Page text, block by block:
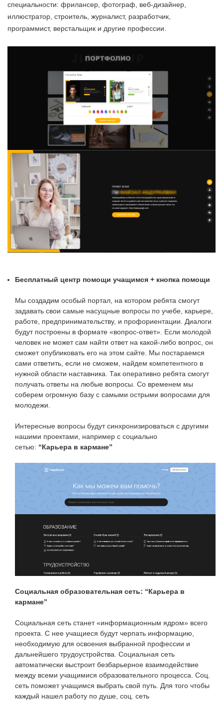
специальности: фрилансер, фотограф, веб-дизайнер,
иллюстратор, строитель, журналист, разработчик,
программист, верстальщик и другие профессии.
Бесплатный центр помощи учащимся + кнопка помощи
Мы создадим особый портал, на котором ребята смогут
задавать свои самые насущные вопросы по учебе, карьере,
работе, предпринимательству, и профориентации. Диалоги
будут построены в формате «вопрос-ответ». Если молодой
человек не может сам найти ответ на какой-либо вопрос, он
сможет опубликовать его на этом сайте. Мы постараемся
сами ответить, если не сможем, найдем компетентного в
нужной области наставника. Так оперативно ребята смогут
получать ответы на любые вопросы. Со временем мы
соберем огромную базу с самыми острыми вопросами для
молодежи.
Интересные вопросы будут синхронизироваться с другими
нашими проектами, например с социально
сетью: “Карьера в кармане”
Социальная образовательная сеть: “Карьера в
кармане”
Социальная сеть станет «информационным ядром» всего
проекта. С нее учащиеся будут черпать информацию,
необходимую для освоения выбранной профессии и
дальнейшего трудоустройства. Социальная сеть
автоматически выстроит безбарьерное взаимодействие
между всеми учащимися образовательного процесса. Соц.
сеть поможет учащимся выбрать свой путь. Для того чтобы
каждый нашел работу по душе, соц. сеть